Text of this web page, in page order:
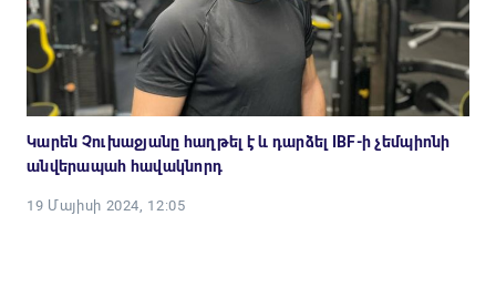
Կարեն Չուխաջյանը հաղթել է և դարձել IBF-ի չեմպիոնի
անվերապահ հավակնորդ
19 Մայիսի 2024, 12:05